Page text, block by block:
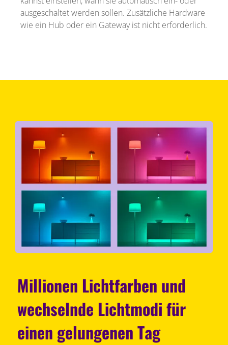
ausgeschaltet werden sollen. Zusätzliche Hardware
wie ein Hub oder ein Gateway ist nicht erforderlich.
Millionen Lichtfarben und
wechselnde Lichtmodi für
einen gelungenen Tag